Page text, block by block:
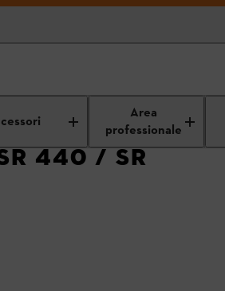
Area
professionale
Richiamo atomizzatori
440 / SR